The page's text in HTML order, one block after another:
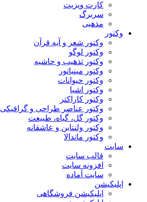
کارت ویزیت
سربرگ
مذهبی
وکتور
وکتور شعر و آیه قرآن
وکتور لوگو
وکتور تذهیب و حاشیه
وکتور مینیاتور
وکتور حیوانات
وکتور اشیا
وکتور کاراکتر
وکتور عناصر طراحی و گرافیکی
وکتور گل، گیاه، طبیعت
وکتور ولنتاین و عاشقانه
وکتور ماندالا
سایت
قالب سایت
افزونه سایت
سایت آماده
اپلیکیشن
اپلیکیشن فروشگاهی